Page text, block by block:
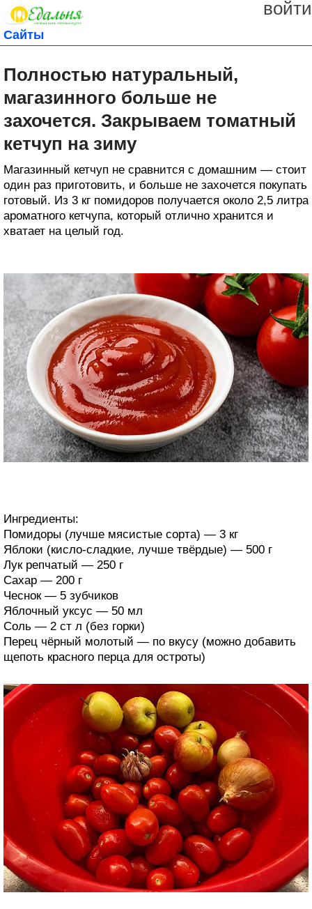
войти
Сайты
Полностью натуральный,
магазинного больше не
захочется. Закрываем томатный
кетчуп на зиму
Магазинный кетчуп не сравнится с домашним — стоит
один раз приготовить, и больше не захочется покупать
готовый. Из 3 кг помидоров получается около 2,5 литра
ароматного кетчупа, который отлично хранится и
хватает на целый год.
Ингредиенты:
Помидоры (лучше мясистые сорта) — 3 кг
Яблоки (кисло-сладкие, лучше твёрдые) — 500 г
Лук репчатый — 250 г
Сахар — 200 г
Чеснок — 5 зубчиков
Яблочный уксус — 50 мл
Соль — 2 ст л (без горки)
Перец чёрный молотый — по вкусу (можно добавить
щепоть красного перца для остроты)